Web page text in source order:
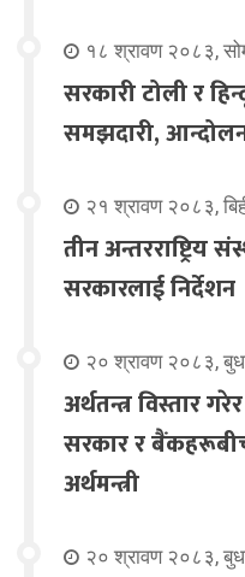
१८ श्रावण २०८३,
सरकारी टोली र
समझदारी, आन्दोलन
२१ श्रावण २०८३,
तीन अन्तरराष्ट्रिय
सरकारलाई निर्देशन
२० श्रावण २०८३,
अर्थतन्त्र विस्तार
सरकार र
अर्थमन्त्री
२० श्रावण २०८३,